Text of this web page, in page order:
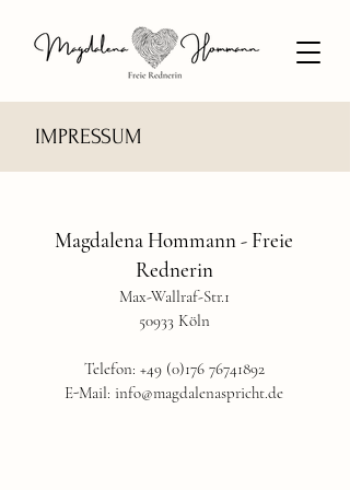
IMPRESSUM
Magdalena Hommann - Freie
Rednerin
Max-Wallraf-Str.1
50933 Köln
Telefon: +49 (0)176 76741892
E-Mail: info@magdalenaspricht.de